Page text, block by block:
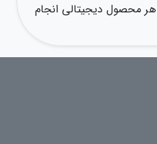
هر محصول دیجیتالی انجام